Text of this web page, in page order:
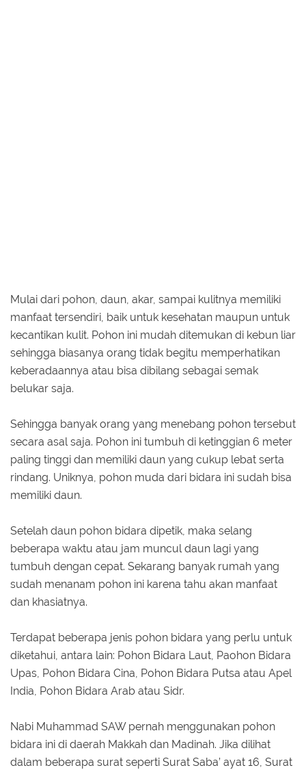
Mulai dari pohon, daun, akar, sampai kulitnya memiliki
manfaat tersendiri, baik untuk kesehatan maupun untuk
kecantikan kulit. Pohon ini mudah ditemukan di kebun liar
sehingga biasanya orang tidak begitu memperhatikan
keberadaannya atau bisa dibilang sebagai semak
belukar saja.
Sehingga banyak orang yang menebang pohon tersebut
secara asal saja. Pohon ini tumbuh di ketinggian 6 meter
paling tinggi dan memiliki daun yang cukup lebat serta
rindang. Uniknya, pohon muda dari bidara ini sudah bisa
memiliki daun.
Setelah daun pohon bidara dipetik, maka selang
beberapa waktu atau jam muncul daun lagi yang
tumbuh dengan cepat. Sekarang banyak rumah yang
sudah menanam pohon ini karena tahu akan manfaat
dan khasiatnya.
Terdapat beberapa jenis pohon bidara yang perlu untuk
diketahui, antara lain: Pohon Bidara Laut, Paohon Bidara
Upas, Pohon Bidara Cina, Pohon Bidara Putsa atau Apel
India, Pohon Bidara Arab atau Sidr.
Nabi Muhammad SAW pernah menggunakan pohon
bidara ini di daerah Makkah dan Madinah. Jika dilihat
dalam beberapa surat seperti Surat Saba’ ayat 16, Surat